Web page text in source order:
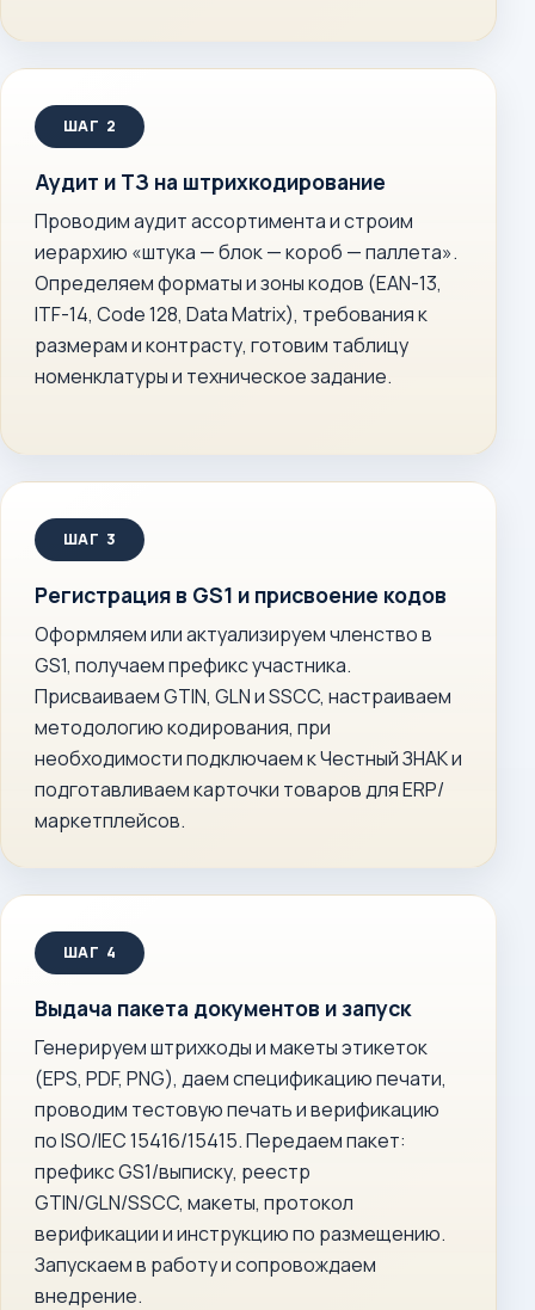
Аудит и ТЗ на штрихкодирование
Проводим аудит ассортимента и строим
иерархию «штука — блок — короб — паллета».
Определяем форматы и зоны кодов (EAN-13,
ITF-14, Code 128, Data Matrix), требования к
размерам и контрасту, готовим таблицу
номенклатуры и техническое задание.
Регистрация в GS1 и присвоение кодов
Оформляем или актуализируем членство в
GS1, получаем префикс участника.
Присваиваем GTIN, GLN и SSCC, настраиваем
методологию кодирования, при
необходимости подключаем к Честный ЗНАК и
подготавливаем карточки товаров для ERP/
маркетплейсов.
Выдача пакета документов и запуск
Генерируем штрихкоды и макеты этикеток
(EPS, PDF, PNG), даем спецификацию печати,
проводим тестовую печать и верификацию
по ISO/IEC 15416/15415. Передаем пакет:
префикс GS1/выписку, реестр
GTIN/GLN/SSCC, макеты, протокол
верификации и инструкцию по размещению.
Запускаем в работу и сопровождаем
внедрение.